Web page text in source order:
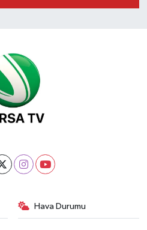
Hava Durumu